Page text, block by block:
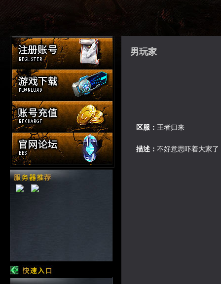
男玩家
区服： 王者归来
描述： 不好意思吓着大家了